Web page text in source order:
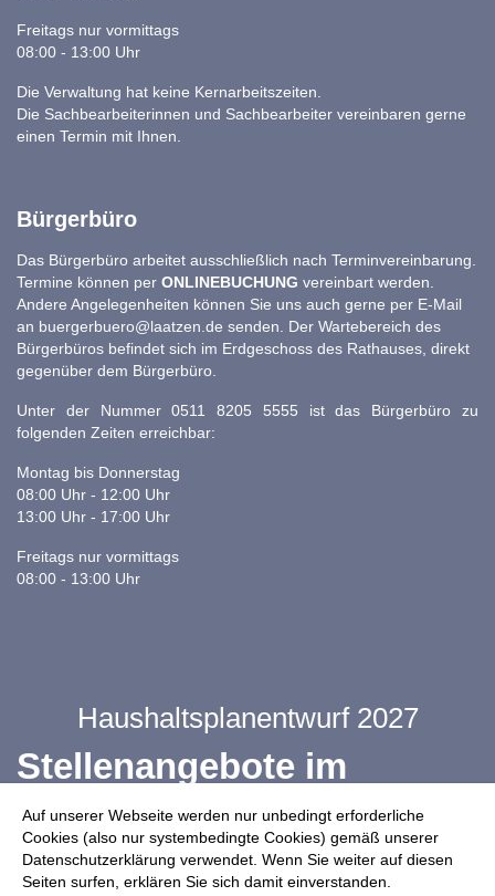
Auf unserer Webseite werden nur unbedingt erforderliche
Cookies (also nur systembedingte Cookies) gemäß unserer
Datenschutzerklärung verwendet. Wenn Sie weiter auf diesen
Seiten surfen, erklären Sie sich damit einverstanden.
Freitags nur vormittags
08:00 - 13:00 Uhr
Die Verwaltung hat keine Kernarbeitszeiten.
Die Sachbearbeiterinnen und Sachbearbeiter vereinbaren gerne
einen Termin mit Ihnen.
Bürgerbüro
Das Bürgerbüro arbeitet ausschließlich nach Terminvereinbarung.
Termine können per ONLINEBUCHUNG vereinbart werden.
Andere Angelegenheiten können Sie uns auch gerne per E-Mail
an buergerbuero@laatzen.de senden. Der Wartebereich des
Bürgerbüros befindet sich im Erdgeschoss des Rathauses, direkt
gegenüber dem Bürgerbüro.
Unter der Nummer 0511 8205 5555 ist das Bürgerbüro zu
folgenden Zeiten erreichbar:
Montag bis Donnerstag
08:00 Uhr - 12:00 Uhr
13:00 Uhr - 17:00 Uhr
Freitags nur vormittags
08:00 - 13:00 Uhr
Haushaltsplanentwurf 2027
Stellenangebote im
Ganztag
Infos zur Drohnennutzung